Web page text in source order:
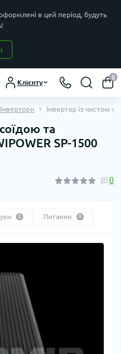
в цей період, будуть
Клієнту
0
Інвертори Інвертор із чистою
та
SP-1500
0
0 Питання 0